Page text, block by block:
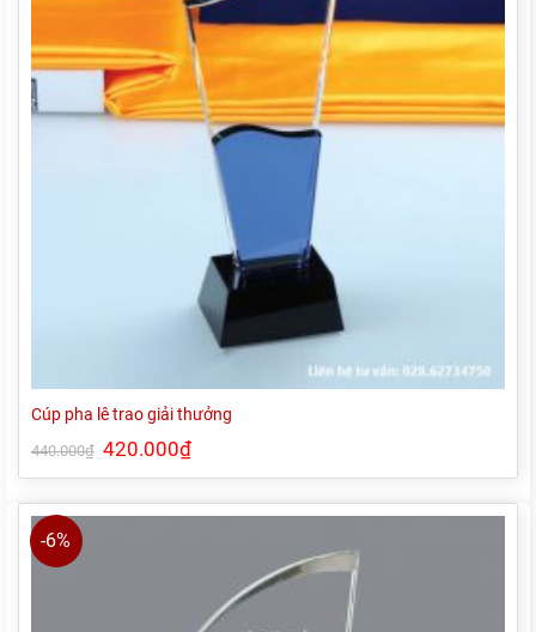
Cúp pha lê trao giải thưởng
440.000₫ Giá
gốc
là:
420.000₫Giá
hiện
tại
420.000₫.
-6%